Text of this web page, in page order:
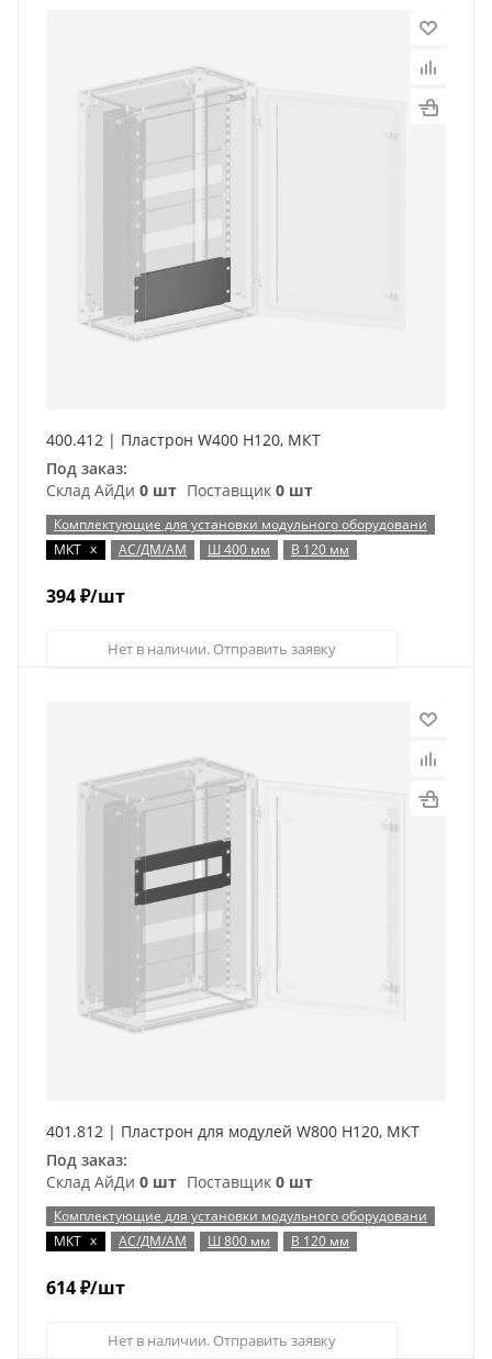
400.412 | Пластрон W400 H120, МКТ
Под заказ:
Склад АйДи 0 шт Поставщик 0 шт
Комплектующие для установки модульного оборудовани
МКТ x АС/ДМ/АМ Ш 400 мм В 120 мм
394₽/шт
Нет в наличии. Отправить заявку
401.812 | Пластрон для модулей W800 H120, МКТ
Под заказ:
Склад АйДи 0 шт Поставщик 0 шт
Комплектующие для установки модульного оборудовани
МКТ x АС/ДМ/АМ Ш 800 мм В 120 мм
614₽/шт
Нет в наличии. Отправить заявку